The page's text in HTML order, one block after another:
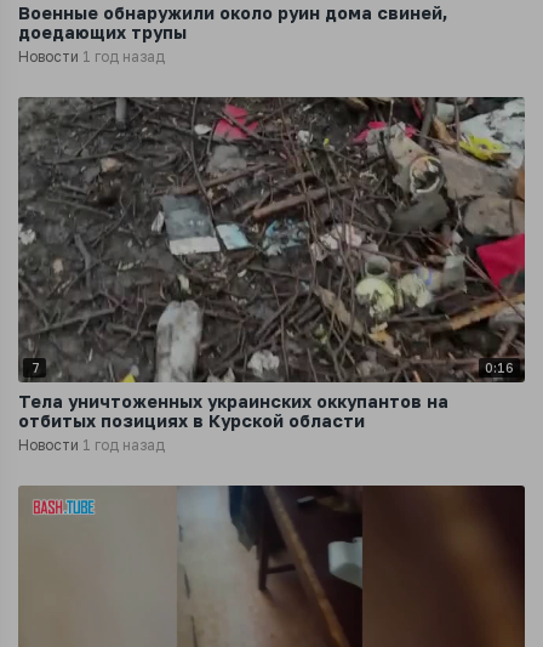
Военные обнаружили около руин дома свиней,
доедающих трупы
Новости 1 год назад
7 0:16
Тела уничтоженных украинских оккупантов на
отбитых позициях в Курской области
Новости 1 год назад